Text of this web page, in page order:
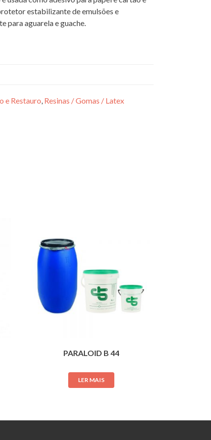
estabilizante de emulsões e
para aguarela e guache.
e Restauro, Resinas / Gomas / Latex
PARALOID B 44
LER MAIS